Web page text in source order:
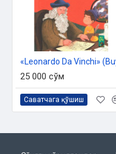
25 000 сўм
Саватчага қўшиш